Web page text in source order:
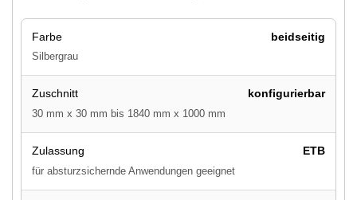
Farbe beidseitig
Silbergrau
Zuschnitt konfigurierbar
30 mm x 30 mm bis 1840 mm x 1000 mm
Zulassung ETB
für absturzsichernde Anwendungen geeignet